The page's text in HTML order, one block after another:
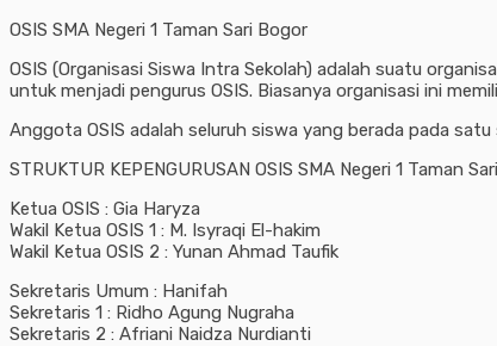
OSIS SMA Negeri 1 Taman Sari Bogor
OSIS (Organisasi Siswa Intra Sekolah) adalah suatu
untuk menjadi pengurus OSIS. Biasanya organisasi ini
Anggota OSIS adalah seluruh siswa yang berada pada
STRUKTUR KEPENGURUSAN OSIS SMA Negeri 1 Taman
Ketua OSIS : Gia Haryza
Wakil Ketua OSIS 1 : M. Isyraqi El-hakim
Wakil Ketua OSIS 2 : Yunan Ahmad Taufik
Sekretaris Umum : Hanifah
Sekretaris 1 : Ridho Agung Nugraha
Sekretaris 2 : Afriani Naidza Nurdianti